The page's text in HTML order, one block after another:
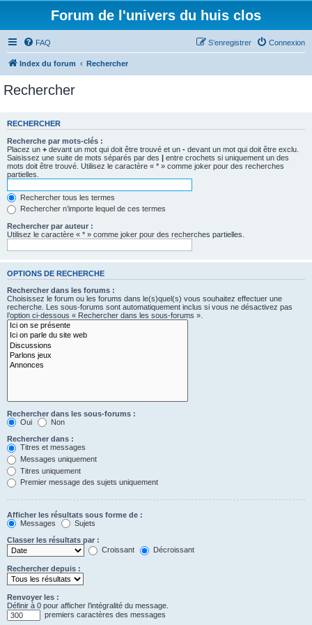
Forum de l'univers du huis clos
FAQ Connexion
S’enregistrer
Index du forum Rechercher
Rechercher
RECHERCHER
Recherche par mots-clés :
Placez un + devant un mot qui doit être trouvé et un - devant un mot qui doit être exclu.
Saisissez une suite de mots séparés par des | entre crochets si uniquement un des
mots doit être trouvé. Utilisez le caractère « * » comme joker pour des recherches
partielles.
Rechercher tous les termes
Rechercher n’importe lequel de ces termes
Rechercher par auteur :
Utilisez le caractère « * » comme joker pour des recherches partielles.
OPTIONS DE RECHERCHE
Rechercher dans les forums :
Choisissez le forum ou les forums dans le(s)quel(s) vous souhaitez effectuer une
recherche. Les sous-forums sont automatiquement inclus si vous ne désactivez pas
l’option ci-dessous « Rechercher dans les sous-forums ».
Rechercher dans les sous-forums :
Oui
Non
Rechercher dans :
Titres et messages
Messages uniquement
Titres uniquement
Premier message des sujets uniquement
Afficher les résultats sous forme de :
Messages
Sujets
Classer les résultats par :
Croissant
Décroissant
Rechercher depuis :
Renvoyer les :
Définir à 0 pour afficher l’intégralité du message.
premiers caractères des messages